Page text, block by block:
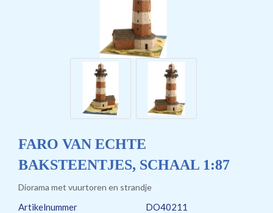
FARO VAN ECHTE
BAKSTEENTJES, SCHAAL 1:87
Diorama met vuurtoren en strandje
Artikelnummer
DO40211